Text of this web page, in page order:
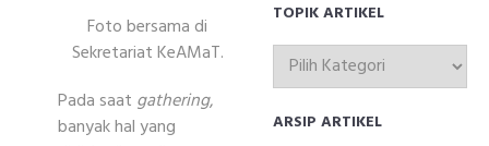
Foto bersama di
Sekretariat KeAMaT.
Pada saat gathering,
banyak hal yang
TOPIK ARTIKEL
TOPIK
ARTIKEL
ARSIP ARTIKEL